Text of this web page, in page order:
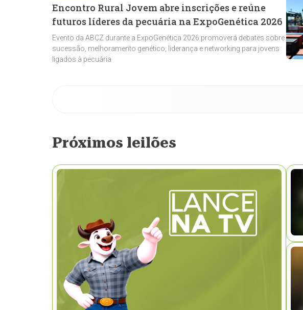
Encontro Rural Jovem abre inscrições e reúne
futuros líderes da pecuária na ExpoGenética 2026
Evento da ABCZ durante a ExpoGenética 2026 promoverá debates sobre
sucessão, melhoramento genético, liderança e networking para jovens
ligados à pecuária
Próximos leilões